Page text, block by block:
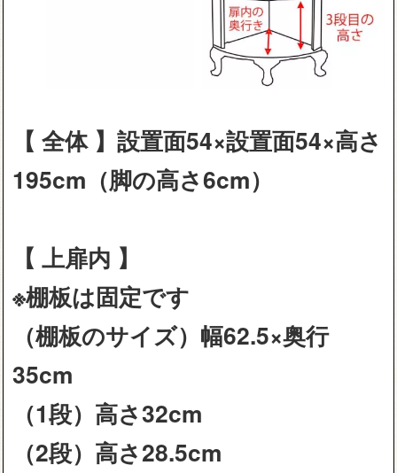
【 全体 】設置面54×設置面54×高さ
195cm（脚の高さ6cm）
【 上扉内 】
※棚板は固定です
（棚板のサイズ）幅62.5×奥行
35cm
（1段）高さ32cm
（2段）高さ28.5cm